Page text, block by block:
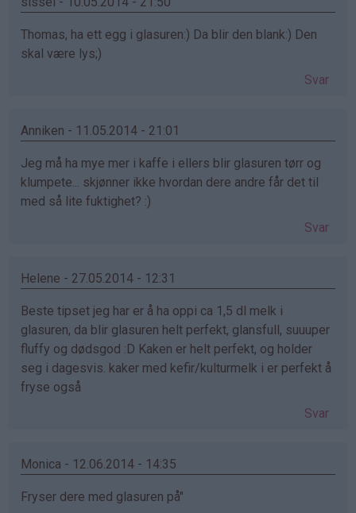
Thomas, ha ett egg i glasuren:) Da blir den blank:) Den
skal være lys;)
Svar
Anniken - 11.05.2014 - 21:01
Jeg må ha mye mer i kaffe i ellers blir glasuren tørr og
klumpete... skjønner ikke hvordan dere andre får det til
med så lite fuktighet? :)
Svar
Helene - 27.05.2014 - 12:31
Beste tipset jeg har er å ha oppi ca 1,5 dl melk i
glasuren, da blir glasuren helt perfekt, glansfull, suuuper
fluffy og dødsgod :D Kaken er helt perfekt, og holder
seg i dagesvis. kaker med kefir/kulturmelk i er perfekt å
fryse også
Svar
Monica - 12.06.2014 - 14:35
Fryser dere med glasuren på"